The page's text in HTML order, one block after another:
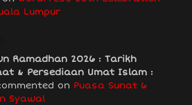
Lumpur
Ramadhan 2026 : Tarikh
& Persediaan Umat Islam :
on Puasa Sunat 6
Syawal